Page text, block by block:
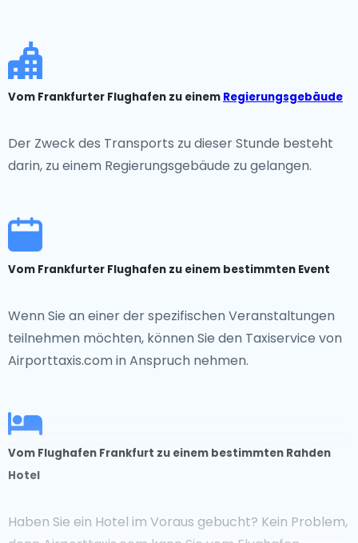
Vom Frankfurter Flughafen zu einem Regierungsgebäude
Der Zweck des Transports zu dieser Stunde besteht
darin, zu einem Regierungsgebäude zu gelangen.
Vom Frankfurter Flughafen zu einem bestimmten Event
Wenn Sie an einer der spezifischen Veranstaltungen
teilnehmen möchten, können Sie den Taxiservice von
Airporttaxis.com in Anspruch nehmen.
Vom Flughafen Frankfurt zu einem bestimmten Rahden
Hotel
Haben Sie ein Hotel im Voraus gebucht? Kein Problem,